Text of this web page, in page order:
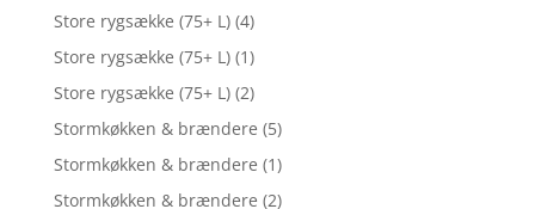
Store rygsække (75+ L) (4)
Store rygsække (75+ L) (1)
Store rygsække (75+ L) (2)
Stormkøkken & brændere (5)
Stormkøkken & brændere (1)
Stormkøkken & brændere (2)